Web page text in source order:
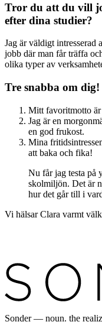
Tror du att du vill
efter dina studier?
Jag är väldigt intresserad
jobb där man får träffa
olika typer av
Tre snabba om dig!
Mitt favoritmotto är
Jag är en
en god frukost.
Mina
att baka och fika!
Nu får jag testa på
skolmiljön. Det är
hur det går till i
Vi hälsar Clara varmt
Sonder — noun. the